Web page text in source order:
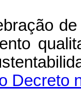
Decreto